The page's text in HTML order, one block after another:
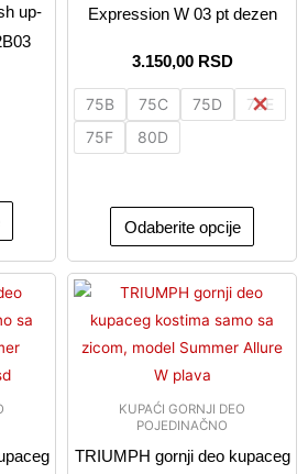
up-
izabrane
Expression W 03 pt dezen
3.150,00 RSD
75B 75C 75D
75E
75F
80D
Odaberite opcije
stranici
Ovaj
proizvod
ima
mogu
KUPAĆI GORNJI DEO
POJEDINAČNO
TRIUMPH gornji deo kupaceg
Ovaj
ima
mogu